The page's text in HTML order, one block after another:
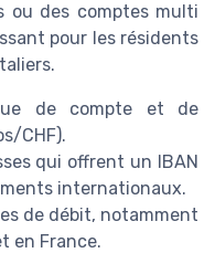
ou des comptes multi
pour les résidents
de compte et de
CHF).
qui offrent un IBAN
internationaux.
de débit, notamment
en France.